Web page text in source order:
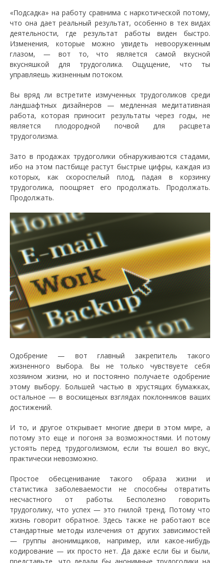
«Подсадка» на работу сравнима с наркотической потому,
что она дает реальный результат, особенно в тех видах
деятельности, где результат работы виден быстро.
Изменения, которые можно увидеть невооруженным
глазом, — вот то, что является самой вкусной
вкусняшкой для трудоголика. Ощущение, что ты
управляешь жизненным потоком.
Вы вряд ли встретите измученных трудоголиков среди
ландшафтных дизайнеров — медленная медитативная
работа, которая приносит результаты через годы, не
является плодородной почвой для расцвета
трудоголизма.
Зато в продажах трудоголики обнаруживаются стадами,
ибо на этом пастбище растут быстрые цифры, каждая из
которых, как скороспелый плод, падая в корзинку
трудоголика, поощряет его продолжать. Продолжать.
Продолжать.
Одобрение — вот главный закрепитель такого
жизненного выбора. Вы не только чувствуете себя
хозяином жизни, но и постоянно получаете одобрение
этому выбору. Большей частью в хрустящих бумажках,
остальное — в восхищеных взглядах поклонников ваших
достижений.
И то, и другое открывает многие двери в этом мире, а
потому это еще и погоня за возможностями. И потому
устоять перед трудоголизмом, если ты вошел во вкус,
практически невозможно.
Простое обесценивание такого образа жизни и
статистика заболеваемости не способны отвратить
несчастного от работы. Бесполезно говорить
трудоголику, что успех — это гнилой тренд. Потому что
жизнь говорит обратное. Здесь также не работают все
стандартные методы излечения от других зависимостей
— группы анонимщиков, например, или какое-нибудь
кодирование — их просто нет. Да даже если бы и были,